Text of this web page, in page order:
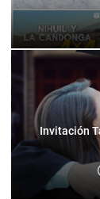
Invitación